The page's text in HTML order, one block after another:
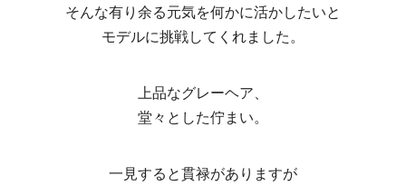
そんな有り余る元気を何かに活かしたいと
モデルに挑戦してくれました。
上品なグレーヘア、
堂々とした佇まい。
一見すると貫禄がありますが